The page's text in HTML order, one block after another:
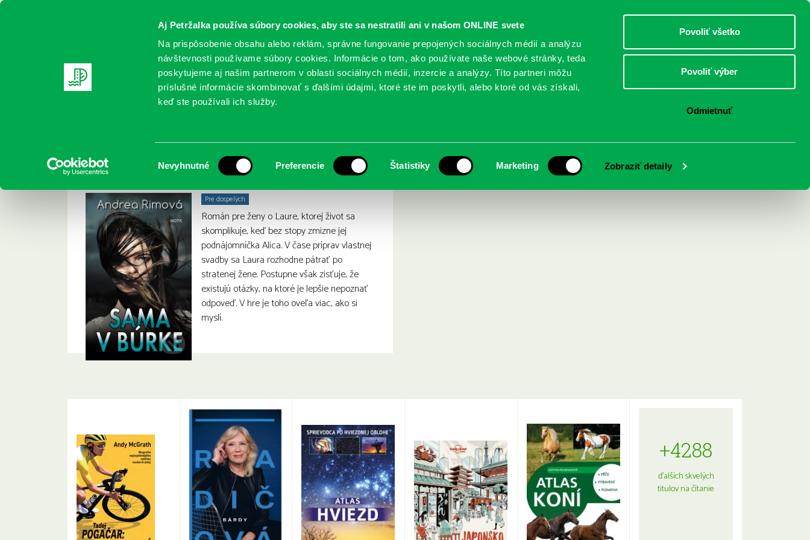
Aj Petržalka používa súbory cookies, aby ste sa nestratili ani v našom ONLINE svete
Na prispôsobenie obsahu alebo reklám, správne fungovanie prepojených sociálnych médií a analýzu
návštevnosti používame súbory cookies. Informácie o tom, ako používate naše webové stránky, teda
poskytujeme aj našim partnerom v oblasti sociálnych médií, inzercie a analýzy. Títo partneri môžu
príslušné informácie skombinovať s ďalšími údajmi, ktoré ste im poskytli, alebo ktoré od vás získali,
keď ste používali ich služby.
súhlasu
Nevyhnutné Preferencie Štatistiky Marketing Zobraziť detaily
Povoliť všetko
Povoliť výber
Odmietnuť
DOSPELÍ
REGISTRUJTE SA ONLINE KATALÓGY SLUŽBY PODUJATIA POBOČKY O KNIŽNICI
Rimová, A.: Sama v búrke
Pre dospelých
Román pre ženy o Laure, ktorej život sa
skomplikuje, keď bez stopy zmizne jej
podnájomníčka Alica. V čase príprav vlastnej
svadby sa Laura rozhodne pátrať po
stratenej žene. Postupne však zisťuje, že
existujú otázky, na ktoré je lepšie nepoznať
odpoveď. V hre je toho oveľa viac, ako si
myslí.
+4288
ďalších skvelých
titulov na čítanie